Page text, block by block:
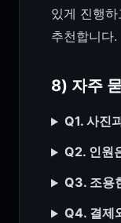
있게 진행하
추천합니다.
8) 자주
Q1. 사진
Q2. 인원
Q3. 조용
Q4. 결제